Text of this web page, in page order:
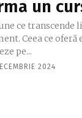
un
ce
Ceea ce oferă
pe...
2024